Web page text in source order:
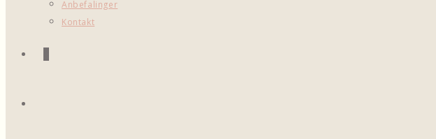
Anbefalinger
Kontakt